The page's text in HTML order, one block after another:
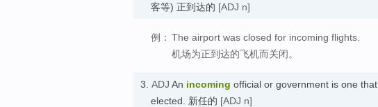
客等) 正到达的 [ADJ n]
例： The airport was closed for incoming flights.
机场为正到达的飞机而关闭。
3. ADJ An incoming official or government is one
elected. 新任的 [ADJ n]